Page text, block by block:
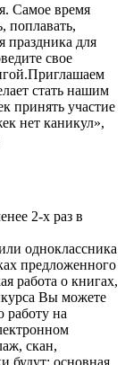
Самое время
поплавать,
праздника для
свое
стать нашим
принять участие
нет каникул»,
2-х раз в
одноклассника
предложенного
работа о книгах,
Вы можете
работу на
скан,
будут: основная